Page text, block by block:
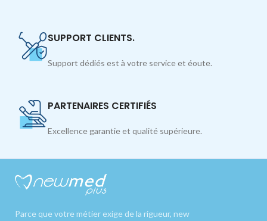
SUPPORT CLIENTS.
Support dédiés est à votre service et éoute.
PARTENAIRES CERTIFIÉS
Excellence garantie et qualité supérieure.
Parce que votre métier exige de la rigueur, new